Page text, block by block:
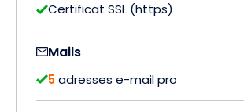
Certificat SSL (https)
Mails
5adresses e-mail pro